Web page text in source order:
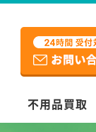
不用品買取